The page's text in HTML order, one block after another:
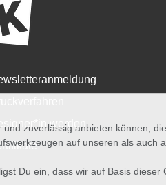
werden
zuverlässig anbieten können,
auf unseren als auch
Du ein, dass wir auf Basis